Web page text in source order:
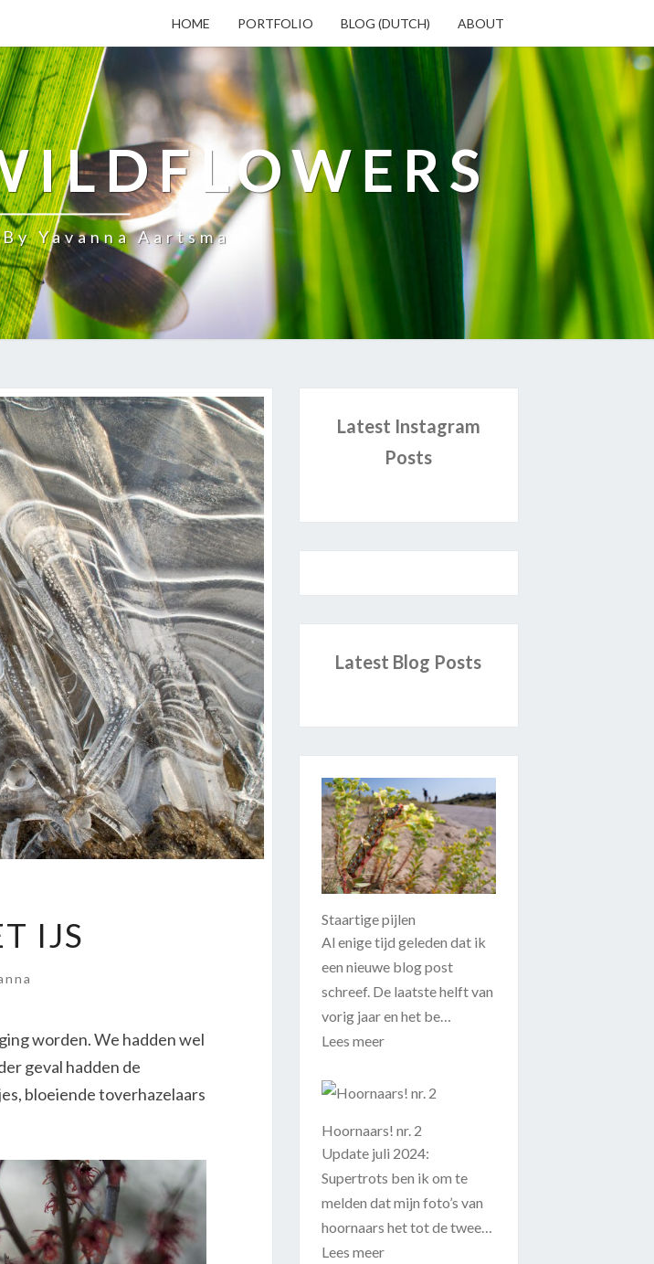
HOME PORTFOLIO BLOG (DUTCH) ABOUT
Yavanna Aartsma
IJS
worden. We hadden wel
geval hadden de
bloeiende toverhazelaars
Latest Instagram
Posts
Latest Blog Posts
Staartige pijlen
Al enige tijd geleden dat ik
een nieuwe blog post
schreef. De laatste helft van
vorig jaar en het be…
Lees meer
Hoornaars! nr. 2
Update juli 2024:
Supertrots ben ik om te
melden dat mijn foto’s van
hoornaars het tot de twee…
Lees meer